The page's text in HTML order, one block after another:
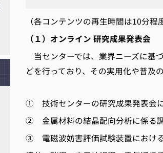
（各コンテンツの再生時間は10分程
（１）オンライン 研究成果発表会
当センターでは、業界ニーズに基
どを行っており、その実用化や普及
① 技術センターの研究成果発表
② 金属材料の結晶配向分析に係
③ 電磁波妨害評価試験装置におけ